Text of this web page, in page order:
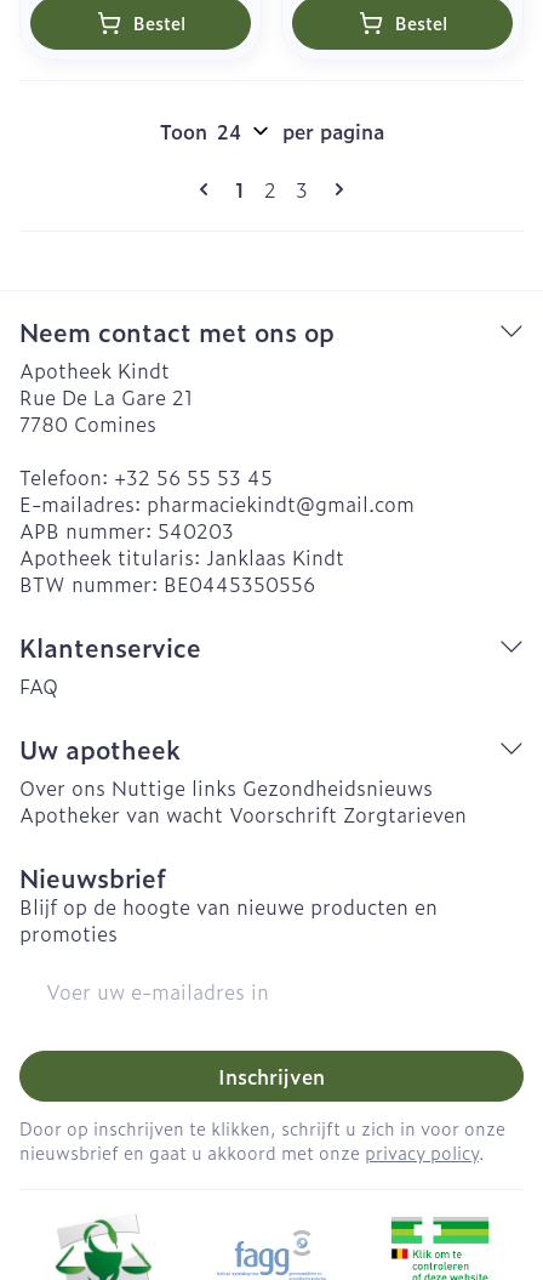
Bestel Bestel
Pagina's
U lees momenteel pagina
1 Pagina
2 Pagina
3
Toon per pagina
Neem contact met ons op
Apotheek Kindt
Rue De La Gare 21
7780 Comines
Telefoon: +32 56 55 53 45
E-mailadres: pharmaciekindt@gmail.com
APB nummer: 540203
Apotheek titularis: Janklaas Kindt
BTW nummer: BE0445350556
Klantenservice
FAQ
Uw apotheek
Over ons Nuttige links Gezondheidsnieuws
Apotheker van wacht Voorschrift Zorgtarieven
Nieuwsbrief
Blijf op de hoogte van nieuwe producten en
promoties
Inschrijven
Door op inschrijven te klikken, schrijft u zich in voor onze
nieuwsbrief en gaat u akkoord met onze privacy policy.